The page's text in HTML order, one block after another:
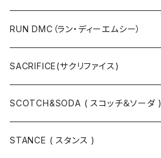
ニットキャップ / ビーニー
ベルト / サスペンダー
キャップ
シューズ
ニット
スウェット
Tシャツ / カットソー
RUN DMC（ラン・ディーエムシー）
SACRIFICE(サクリファイス)
SCOTCH&SODA ( スコッチ＆ソーダ )
トップス
STANCE ( スタンス )